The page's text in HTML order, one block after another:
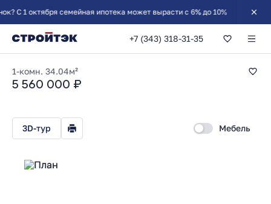
октября семейная ипотека может вырасти с 6% до 10%
+7 (343) 318-31-35
1-комнатная
1-комн. 34.04м²
5 560 000 ₽
3D-тур Мебель